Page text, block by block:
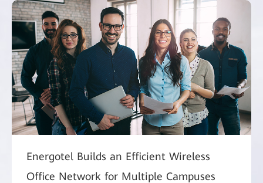
Energotel Builds an Efficient Wireless
Office Network for Multiple Campuses